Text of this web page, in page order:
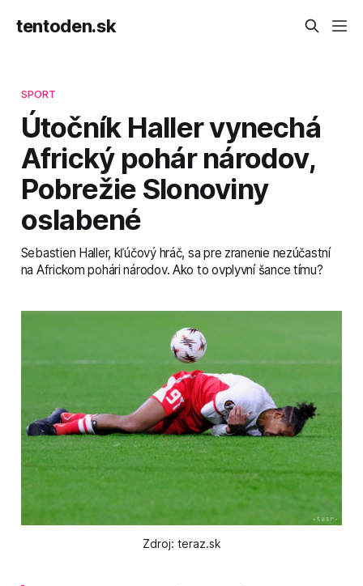
tentoden.sk
SPORT
Útočník Haller vynechá
Africký pohár národov,
Pobrežie Slonoviny
oslabené
Sebastien Haller, kľúčový hráč, sa pre zranenie nezúčastní
na Africkom pohári národov. Ako to ovplyvní šance tímu?
Zdroj: teraz.sk